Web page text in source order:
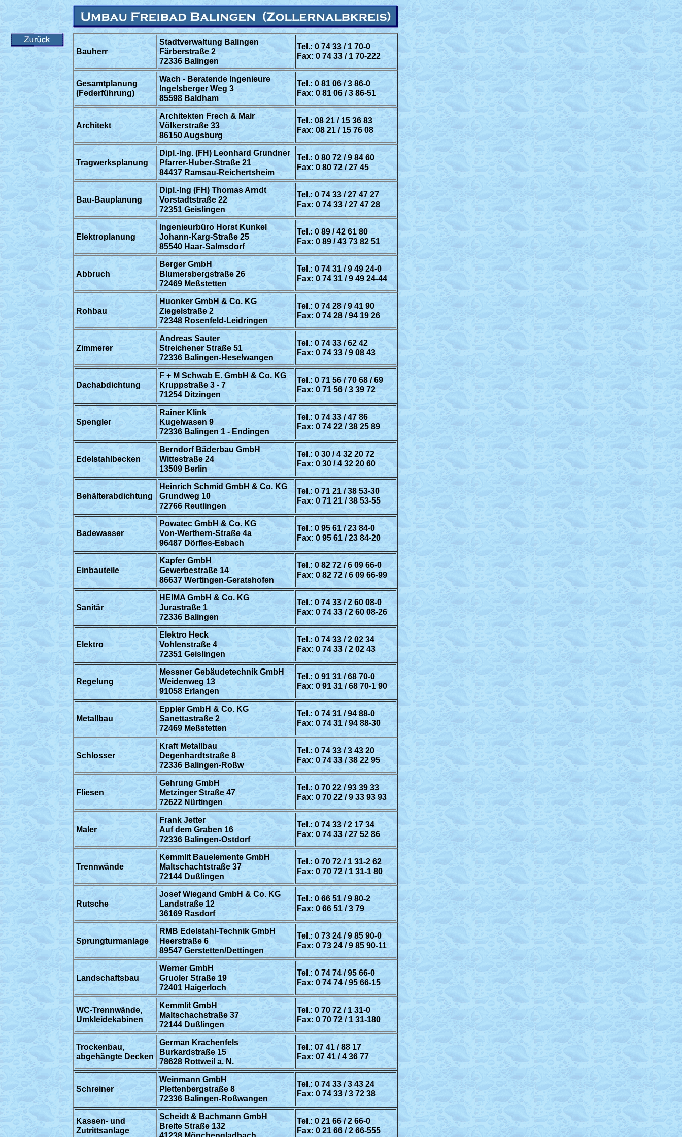
Bauherr
Stadtverwaltung Balingen
Färberstraße 2
72336 Balingen
Tel.: 0 74 33 / 1 70-0
Fax: 0 74 33 / 1 70-222
Gesamtplanung
(Federführung)
Wach - Beratende Ingenieure
Ingelsberger Weg 3
85598 Baldham
Tel.: 0 81 06 / 3 86-0
Fax: 0 81 06 / 3 86-51
Architekt
Architekten Frech & Mair
Völkerstraße 33
86150 Augsburg
Tel.: 08 21 / 15 36 83
Fax: 08 21 / 15 76 08
Tragwerksplanung
Dipl.-Ing. (FH) Leonhard Grundner
Pfarrer-Huber-Straße 21
84437 Ramsau-Reichertsheim
Tel.: 0 80 72 / 9 84 60
Fax: 0 80 72 / 27 45
Bau-Bauplanung
Dipl.-Ing (FH) Thomas Arndt
Vorstadtstraße 22
72351 Geislingen
Tel.: 0 74 33 / 27 47 27
Fax: 0 74 33 / 27 47 28
Elektroplanung
Ingenieurbüro Horst Kunkel
Johann-Karg-Straße 25
85540 Haar-Salmsdorf
Tel.: 0 89 / 42 61 80
Fax: 0 89 / 43 73 82 51
Abbruch
Berger GmbH
Blumersbergstraße 26
72469 Meßstetten
Tel.: 0 74 31 / 9 49 24-0
Fax: 0 74 31 / 9 49 24-44
Rohbau
Huonker GmbH & Co. KG
Ziegelstraße 2
72348 Rosenfeld-Leidringen
Tel.: 0 74 28 / 9 41 90
Fax: 0 74 28 / 94 19 26
Zimmerer
Andreas Sauter
Streichener Straße 51
72336 Balingen-Heselwangen
Tel.: 0 74 33 / 62 42
Fax: 0 74 33 / 9 08 43
Dachabdichtung
F + M Schwab E. GmbH & Co. KG
Kruppstraße 3 - 7
71254 Ditzingen
Tel.: 0 71 56 / 70 68 / 69
Fax: 0 71 56 / 3 39 72
Spengler
Rainer Klink
Kugelwasen 9
72336 Balingen 1 - Endingen
Tel.: 0 74 33 / 47 86
Fax: 0 74 22 / 38 25 89
Edelstahlbecken
Berndorf Bäderbau GmbH
Wittestraße 24
13509 Berlin
Tel.: 0 30 / 4 32 20 72
Fax: 0 30 / 4 32 20 60
Behälterabdichtung
Heinrich Schmid GmbH & Co. KG
Grundweg 10
72766 Reutlingen
Tel.: 0 71 21 / 38 53-30
Fax: 0 71 21 / 38 53-55
Badewasser
Powatec GmbH & Co. KG
Von-Werthern-Straße 4a
96487 Dörfles-Esbach
Tel.: 0 95 61 / 23 84-0
Fax: 0 95 61 / 23 84-20
Einbauteile
Kapfer GmbH
Gewerbestraße 14
86637 Wertingen-Geratshofen
Tel.: 0 82 72 / 6 09 66-0
Fax: 0 82 72 / 6 09 66-99
Sanitär
HEIMA GmbH & Co. KG
Jurastraße 1
72336 Balingen
Tel.: 0 74 33 / 2 60 08-0
Fax: 0 74 33 / 2 60 08-26
Elektro
Elektro Heck
Vohlenstraße 4
72351 Geislingen
Tel.: 0 74 33 / 2 02 34
Fax: 0 74 33 / 2 02 43
Regelung
Messner Gebäudetechnik GmbH
Weidenweg 13
91058 Erlangen
Tel.: 0 91 31 / 68 70-0
Fax: 0 91 31 / 68 70-1 90
Metallbau
Eppler GmbH & Co. KG
Sanettastraße 2
72469 Meßstetten
Tel.: 0 74 31 / 94 88-0
Fax: 0 74 31 / 94 88-30
Schlosser
Kraft Metallbau
Degenhardtstraße 8
72336 Balingen-Roßw
Tel.: 0 74 33 / 3 43 20
Fax: 0 74 33 / 38 22 95
Fliesen
Gehrung GmbH
Metzinger Straße 47
72622 Nürtingen
Tel.: 0 70 22 / 93 39 33
Fax: 0 70 22 / 9 33 93 93
Maler
Frank Jetter
Auf dem Graben 16
72336 Balingen-Ostdorf
Tel.: 0 74 33 / 2 17 34
Fax: 0 74 33 / 27 52 86
Trennwände
Kemmlit Bauelemente GmbH
Maltschachtstraße 37
72144 Dußlingen
Tel.: 0 70 72 / 1 31-2 62
Fax: 0 70 72 / 1 31-1 80
Rutsche
Josef Wiegand GmbH & Co. KG
Landstraße 12
36169 Rasdorf
Tel.: 0 66 51 / 9 80-2
Fax: 0 66 51 / 3 79
Sprungturmanlage
RMB Edelstahl-Technik GmbH
Heerstraße 6
89547 Gerstetten/Dettingen
Tel.: 0 73 24 / 9 85 90-0
Fax: 0 73 24 / 9 85 90-11
Landschaftsbau
Werner GmbH
Gruoler Straße 19
72401 Haigerloch
Tel.: 0 74 74 / 95 66-0
Fax: 0 74 74 / 95 66-15
WC-Trennwände,
Umkleidekabinen
Kemmlit GmbH
Maltschachstraße 37
72144 Dußlingen
Tel.: 0 70 72 / 1 31-0
Fax: 0 70 72 / 1 31-180
Trockenbau,
abgehängte Decken
German Krachenfels
Burkardstraße 15
78628 Rottweil a. N.
Tel.: 07 41 / 88 17
Fax: 07 41 / 4 36 77
Schreiner
Weinmann GmbH
Plettenbergstraße 8
72336 Balingen-Roßwangen
Tel.: 0 74 33 / 3 43 24
Fax: 0 74 33 / 3 72 38
Kassen- und
Zutrittsanlage
Scheidt & Bachmann GmbH
Breite Straße 132
Tel.: 0 21 66 / 2 66-0
Fax: 0 21 66 / 2 66-555